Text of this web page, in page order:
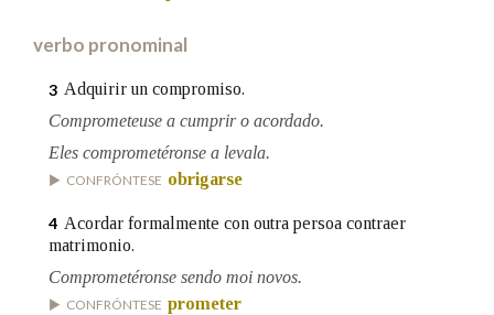
OUTRAS OPCIÓNS DE BUSCA
Marcas gramaticais
LIMPAR
verbo pronominal
3 Adquirir un compromiso.
Comprometeuse a cumprir o acordado.
Eles comprometéronse a levala.
CONFRÓNTESE obrigarse
4 Acordar formalmente con outra persoa contraer
matrimonio.
Comprometéronse sendo moi novos.
CONFRÓNTESE prometer